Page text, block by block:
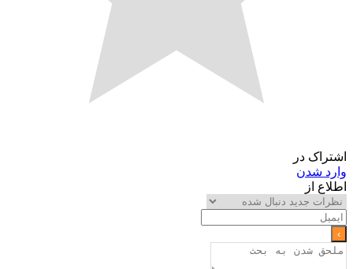
اشتراک در
وارد شدن
اطلاع از